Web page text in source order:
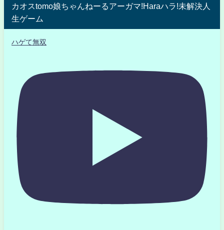
カオスtomo娘ちゃんねーるアーガマ!Haraハラ!未解決人
生ゲーム
ハゲて無双